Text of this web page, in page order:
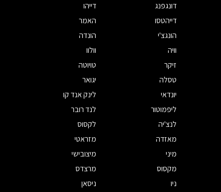
דונגפנג
דייהו
דייהטסו
האמר
הונגצ'י
הונדה
וויה
וולוו
זיקר
טויוטה
טסלה
יגואר
יונדאי
לינק אנד קו
ליפמוטור
לנד רובר
לנצ'יה
לקסוס
מאזדה
מזראטי
מיני
מיצובישי
מקסוס
מרצדס
ניו
ניסאן